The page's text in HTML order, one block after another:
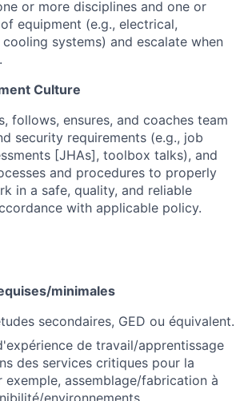
or more disciplines and one or
equipment (e.g., electrical,
cooling systems) and escalate when
Culture
follows, ensures, and coaches team
security requirements (e.g., job
[JHAs], toolbox talks), and
and procedures to properly
in a safe, quality, and reliable
with applicable policy.
minimales
secondaires, GED ou équivalent.
de travail/apprentissage
des services critiques pour la
exemple, assemblage/fabrication à
environnements